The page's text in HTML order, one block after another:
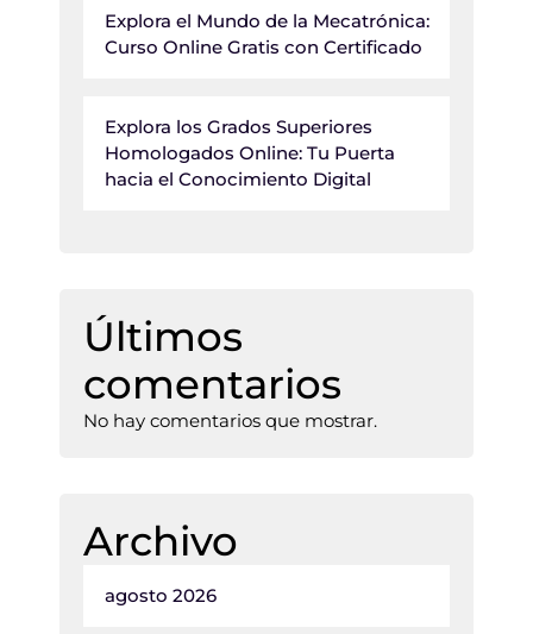
Explora el Mundo de la Mecatrónica:
Curso Online Gratis con Certificado
Explora los Grados Superiores
Homologados Online: Tu Puerta
hacia el Conocimiento Digital
Últimos
comentarios
No hay comentarios que mostrar.
Archivo
agosto 2026